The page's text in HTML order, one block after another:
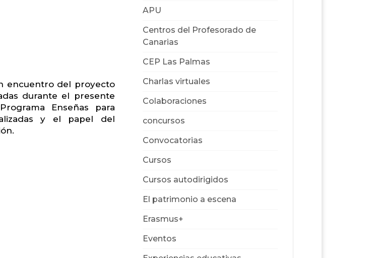
encuentro del proyecto
durante el presente
Enseñas para
y el papel del
APU
Centros del Profesorado de
Canarias
CEP Las Palmas
Charlas virtuales
Colaboraciones
concursos
Convocatorias
Cursos
Cursos autodirigidos
El patrimonio a escena
Erasmus+
Eventos